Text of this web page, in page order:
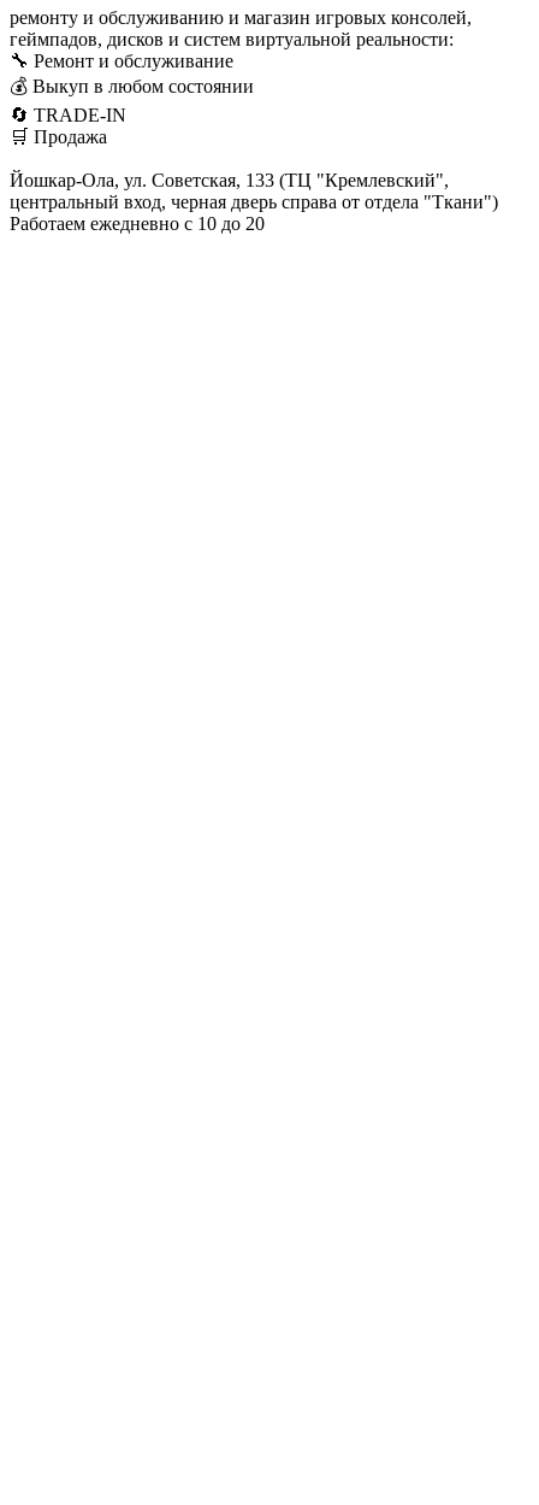
ремонту и обслуживанию и магазин игровых консолей,
геймпадов, дисков и систем виртуальной реальности:
🔧 Ремонт и обслуживание
💰 Выкуп в любом состоянии
🔄 TRADE-IN
🛒 Продажа
Йошкар-Ола, ул. Советская, 133 (ТЦ "Кремлевский",
центральный вход, черная дверь справа от отдела "Ткани")
Работаем ежедневно с 10 до 20